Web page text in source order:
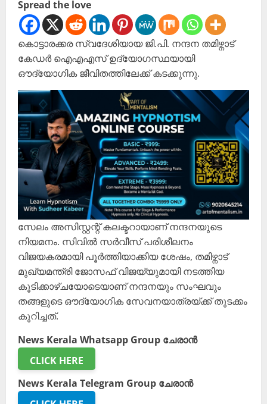
Spread the love
കൊട്ടാരക്കര സ്വദേശിയായ ജി.പി. നന്ദന തമിഴ്നാട്
കേഡർ ഐഎഎസ് ഉദ്യോഗസ്ഥയായി
ഔദ്യോഗിക ജീവിതത്തിലേക്ക് കടക്കുന്നു.
സേലം അസിസ്റ്റന്റ് കലക്ടറായാണ് നന്ദനയുടെ
നിയമനം. സിവിൽ സർവീസ് പരിശീലനം
വിജയകരമായി പൂർത്തിയാക്കിയ ശേഷം, തമിഴ്നാട്
മുഖ്യമന്ത്രി ജോസഫ് വിജയ്‌യുമായി നടത്തിയ
കൂടിക്കാഴ്ചയോടെയാണ് നന്ദനയും സംഘവും
തങ്ങളുടെ ഔദ്യോഗിക സേവനയാത്രയ്ക്ക് തുടക്കം
കുറിച്ചത്.
News Kerala Whatsapp Group ചേരാൻ
CLICK HERE
News Kerala Telegram Group ചേരാൻ